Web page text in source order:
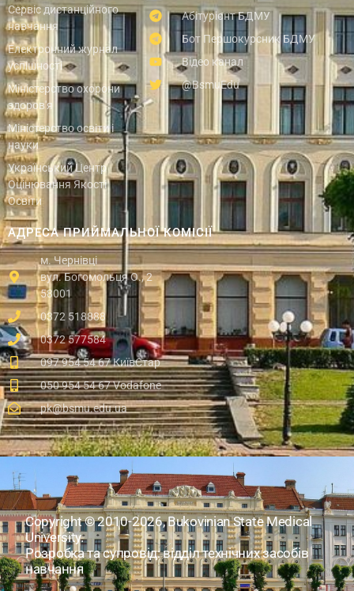
АДРЕСА ПРИЙМАЛЬНОЇ КОМІСІЇ
м. Чернівці
вул. Богомольця О., 2
58001
0372 518888
0372 577584
097 954 54 67 КиївСтар
050 954 54 67 Vodafone
pk@bsmu.edu.ua
Абітурієнт БДМУ
Бот Першокурсник БДМУ
Відео канал
@BsmuEdu
Сервіс дистанційного
навчання
Електронний журнал
успішності
Міністерство охорони
здоров'я
Міністерство освіти і
науки
Український Центр
Оцінювання Якості
Освіти
Copyright © 2010-2026, Bukovinian State Medical
University.
Розробка та супровід: відділ технічних засобів
навчання